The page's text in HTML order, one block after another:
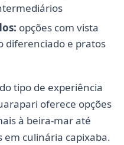
opções com vista
diferenciado e pratos
tipo de experiência
oferece opções
à beira-mar até
em culinária capixaba.